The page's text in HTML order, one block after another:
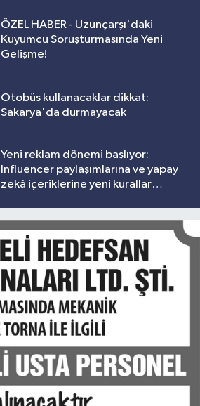
ÖZEL HABER - Uzunçarşı'daki
Kuyumcu Soruşturmasında Yeni
Gelişme!
Otobüs kullanacaklar dikkat:
Sakarya'da durmayacak
Yeni reklam dönemi başlıyor:
Influencer paylaşımlarına ve yapay
zekâ içeriklerine yeni kurallar